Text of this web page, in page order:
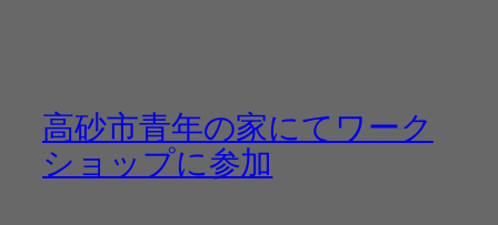
高砂市青年の家にてワーク
ショップに参加